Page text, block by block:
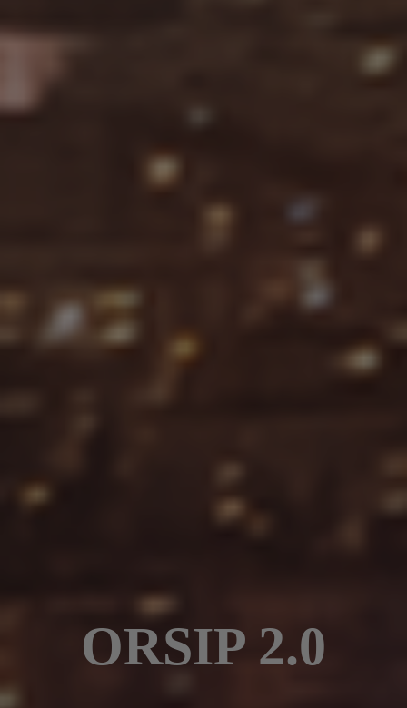
ORSIP 2.0